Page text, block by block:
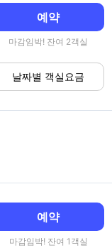
예약
마감임박! 잔여 2객실
날짜별 객실요금
예약
마감임박! 잔여 1객실